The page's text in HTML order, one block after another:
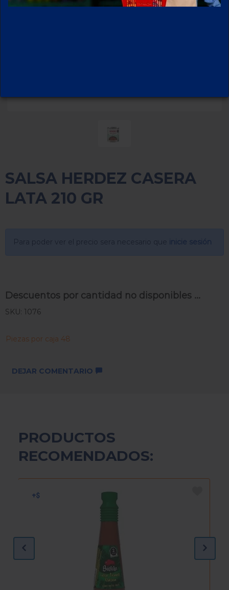
SALSA HERDEZ CASERA
LATA 210 GR
Para poder ver el precio sera necesario que
Descuentos por cantidad no disponibles ...
SKU: 1076
Piezas por caja 48
DEJAR COMENTARIO
PRODUCTOS
RECOMENDADOS: